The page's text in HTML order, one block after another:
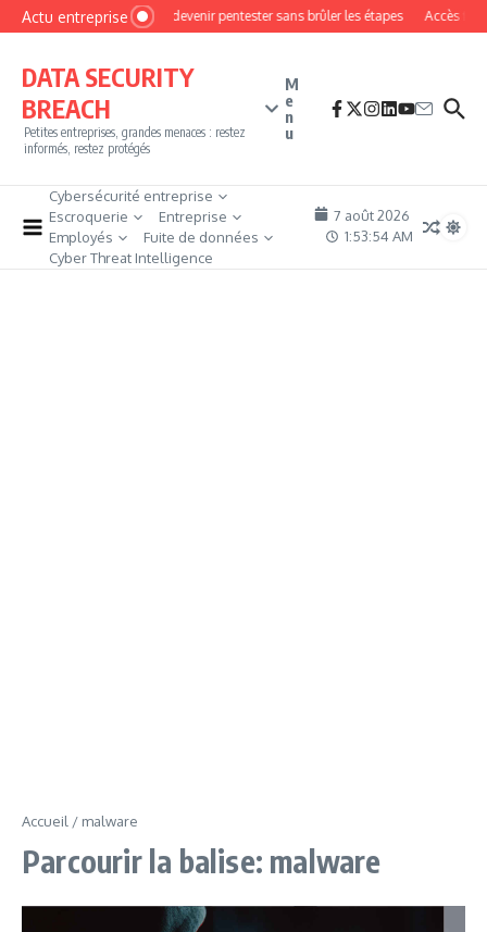
Aller au contenu
Actu entrepriseComment devenir pentester sans brûler les étapes Accès
DATA SECURITY
BREACH
Petites entreprises, grandes menaces : restez
informés, restez protégés
M
e
n
u
Cybersécurité entreprise
Escroquerie
Entreprise
Employés
Fuite de données
Cyber Threat Intelligence
7 août 2026
1:53:55 AM
Accueil / malware
Parcourir la balise: malware